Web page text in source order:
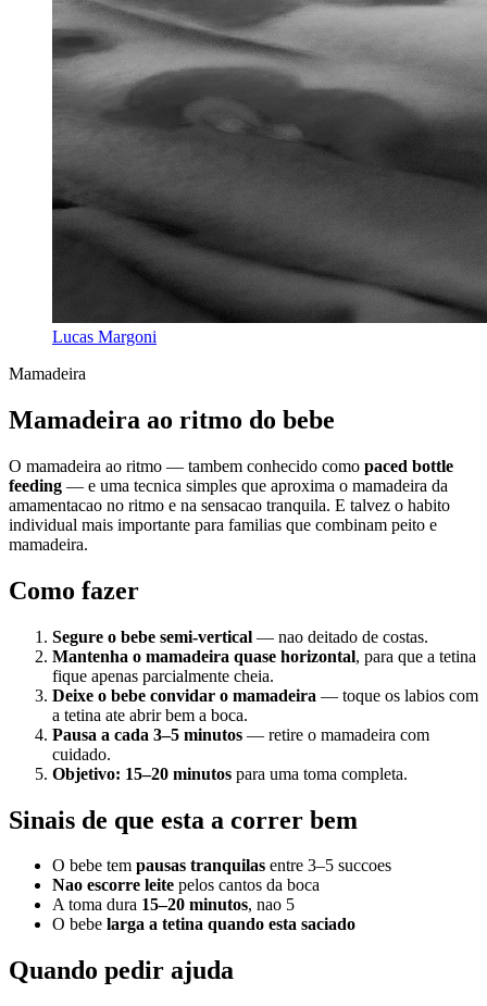
Lucas Margoni
Mamadeira
Mamadeira ao ritmo do bebe
O mamadeira ao ritmo — tambem conhecido como paced bottle
feeding — e uma tecnica simples que aproxima o mamadeira da
amamentacao no ritmo e na sensacao tranquila. E talvez o habito
individual mais importante para familias que combinam peito e
mamadeira.
Como fazer
Segure o bebe semi-vertical — nao deitado de costas.
Mantenha o mamadeira quase horizontal, para que a tetina
fique apenas parcialmente cheia.
Deixe o bebe convidar o mamadeira — toque os labios com
a tetina ate abrir bem a boca.
Pausa a cada 3–5 minutos — retire o mamadeira com
cuidado.
Objetivo: 15–20 minutos para uma toma completa.
Sinais de que esta a correr bem
O bebe tem pausas tranquilas entre 3–5 succoes
Nao escorre leite pelos cantos da boca
A toma dura 15–20 minutos, nao 5
O bebe larga a tetina quando esta saciado
Quando pedir ajuda